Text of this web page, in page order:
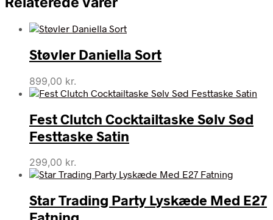
Støvler Daniella Sort
899,00 kr.
Fest Clutch Cocktailtaske Sølv Sød
Festtaske Satin
299,00 kr.
Star Trading Party Lyskæde Med E27